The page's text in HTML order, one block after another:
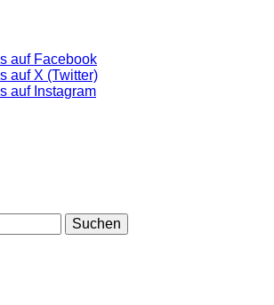
auf Facebook
auf X (Twitter)
auf Instagram
Suchen